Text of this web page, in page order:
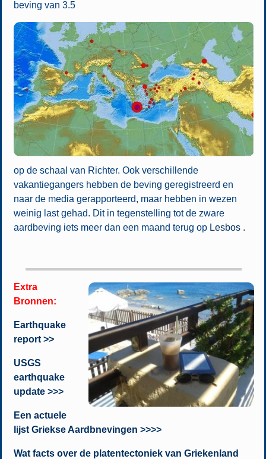
beving van 3.5
op de schaal van Richter. Ook verschillende
vakantiegangers hebben de beving geregistreerd en
naar de media gerapporteerd, maar hebben in wezen
weinig last gehad. Dit in tegenstelling tot de zware
aardbeving iets meer dan een maand terug op Lesbos.
Extra
Bronnen:
Earthquake
report >>
USGS
earthquake
update >>>
Een actuele
lijst Griekse Aardbnevingen >>>>
Wat facts over de platentectoniek van Griekenland